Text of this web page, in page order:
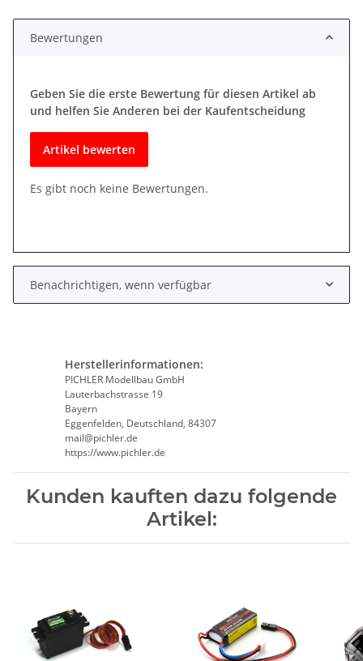
Bewertungen
Geben Sie die erste Bewertung für diesen Artikel ab
und helfen Sie Anderen bei der Kaufentscheidung
Artikel bewerten
Es gibt noch keine Bewertungen.
Benachrichtigen, wenn verfügbar
Herstellerinformationen:
PICHLER Modellbau GmbH
Lauterbachstrasse 19
Bayern
Eggenfelden, Deutschland, 84307
mail@pichler.de
https://www.pichler.de
Kunden kauften dazu folgende
Artikel: